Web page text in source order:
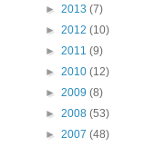
► 2013 (7)
► 2012 (10)
► 2011 (9)
► 2010 (12)
► 2009 (8)
► 2008 (53)
► 2007 (48)